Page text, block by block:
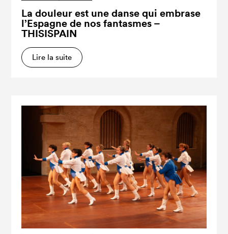
La douleur est une danse qui embrase
l’Espagne de nos fantasmes –
THISISPAIN
Lire la suite